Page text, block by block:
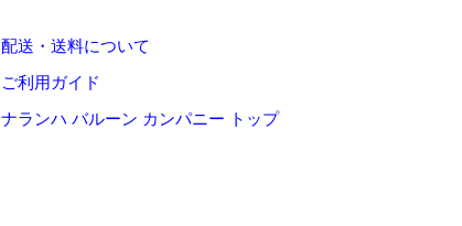
配送・送料について
ご利用ガイド
ナランハ バルーン カンパニー トップ